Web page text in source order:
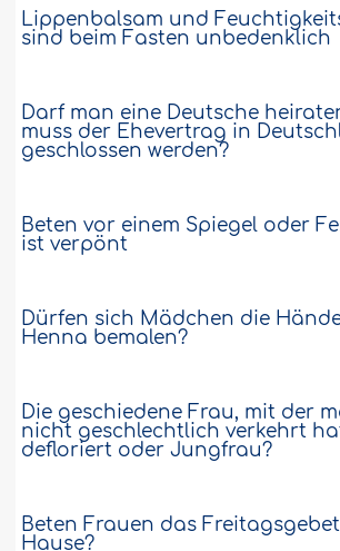
Lippenbalsam und
sind beim Fasten unbedenklich
Darf man eine Deutsche
muss der Ehevertrag in
geschlossen werden?
Beten vor einem Spiegel oder
ist verpönt
Dürfen sich Mädchen die
Henna bemalen?
Die geschiedene Frau, mit der
nicht geschlechtlich verkehrt
defloriert oder Jungfrau?
Beten Frauen das
Hause?